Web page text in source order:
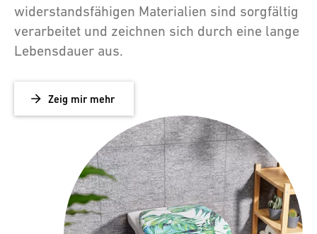
widerstandsfähigen Materialien sind sorgfältig
verarbeitet und zeichnen sich durch eine lange
Lebensdauer aus.
Zeig mir mehr